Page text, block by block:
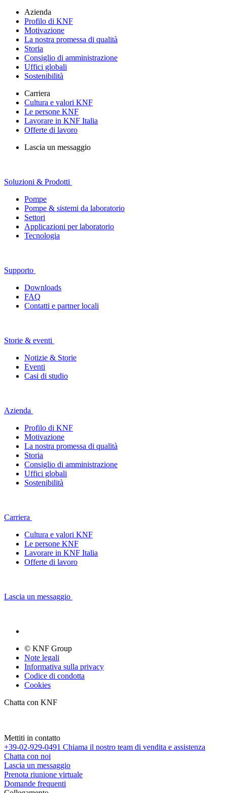
Azienda
Profilo di KNF
Motivazione
La nostra promessa di qualità
Storia
Consiglio di amministrazione
Uffici globali
Sostenibilità
Carriera
Cultura e valori KNF
Le persone KNF
Lavorare in KNF Italia
Offerte di lavoro
Lascia un messaggio
Soluzioni & Prodotti
Pompe
Pompe & sistemi da laboratorio
Settori
Applicazioni per laboratorio
Tecnologia
Supporto
Downloads
FAQ
Contatti e partner locali
Storie & eventi
Notizie & Storie
Eventi
Casi di studio
Azienda
Profilo di KNF
Motivazione
La nostra promessa di qualità
Storia
Consiglio di amministrazione
Uffici globali
Sostenibilità
Carriera
Cultura e valori KNF
Le persone KNF
Lavorare in KNF Italia
Offerte di lavoro
Lascia un messaggio
© KNF Group
Note legali
Informativa sulla privacy
Codice di condotta
Cookies
Chatta con KNF
Mettiti in contatto
+39-02-929-0491 Chiama il nostro team di vendita e assistenza
Chatta con noi
Lascia un messaggio
Prenota riunione virtuale
Domande frequenti